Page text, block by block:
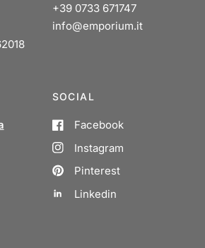
+39 0733 671747
info@emporium.it
SOCIAL
Facebook
Instagram
Pinterest
Linkedin